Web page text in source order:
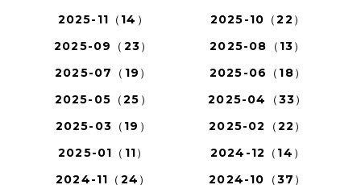
2025-11（14）
2025-10（22）
2025-09（23）
2025-08（13）
2025-07（19）
2025-06（18）
2025-05（25）
2025-04（33）
2025-03（19）
2025-02（22）
2025-01（11）
2024-12（14）
2024-11（24）
2024-10（37）